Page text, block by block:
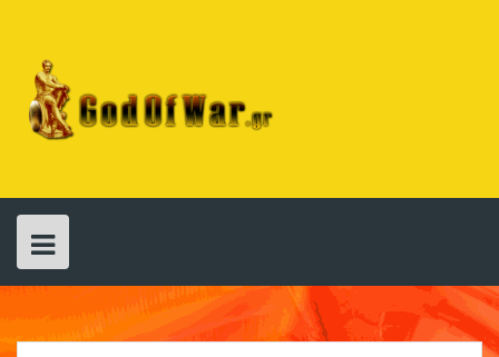
content